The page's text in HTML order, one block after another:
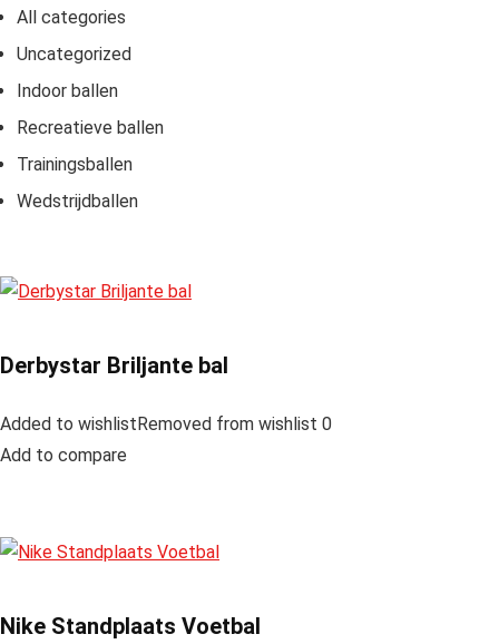
All categories
Uncategorized
Indoor ballen
Recreatieve ballen
Trainingsballen
Wedstrijdballen
Derbystar Briljante bal
Added to wishlistRemoved from wishlist 0
Add to compare
Nike Standplaats Voetbal